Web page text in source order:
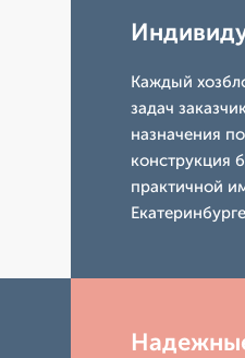
Каждый
задач
назначения
конструкция
практичной